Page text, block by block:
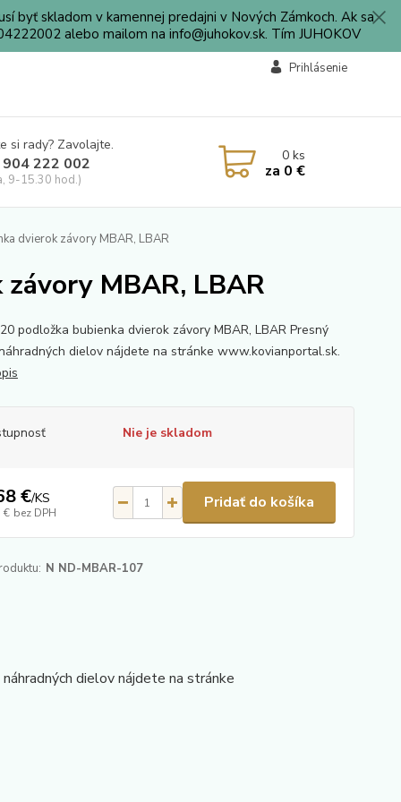
skladom v kamennej predajni v Nových Zámkoch. Ak sa
alebo mailom na info@juhokov.sk. Tím JUHOKOV
Prihlásenie
si rady? Zavolajte.
222 002
9-15.30 hod.)
0ks
za 0 €
dvierok závory MBAR, LBAR
MBAR, LBAR
podložka bubienka dvierok závory MBAR, LBAR Presný
dielov nájdete na stránke www.kovianportal.sk.
Nie je skladom
€/KS
€ bez DPH
Pridať do košíka
N ND-MBAR-107
dielov nájdete na stránke